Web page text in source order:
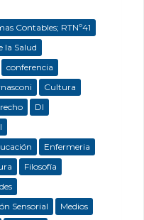
Contables; RTNº41
la Salud
conferencia
Cultura
DI
Enfermeria
Filosofía
Sensorial
Medios